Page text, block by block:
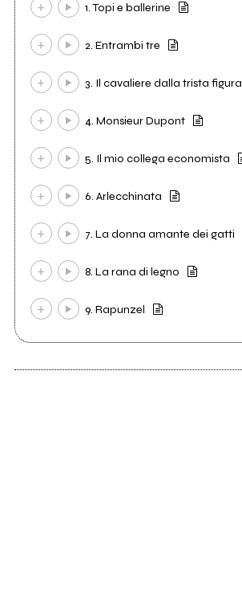
1. Topi e ballerine
2. Entrambi tre
3. Il cavaliere dalla trista figura
4. Monsieur Dupont
5. Il mio collega economista
6. Arlecchinata
7. La donna amante dei gatti
8. La rana di legno
9. Rapunzel